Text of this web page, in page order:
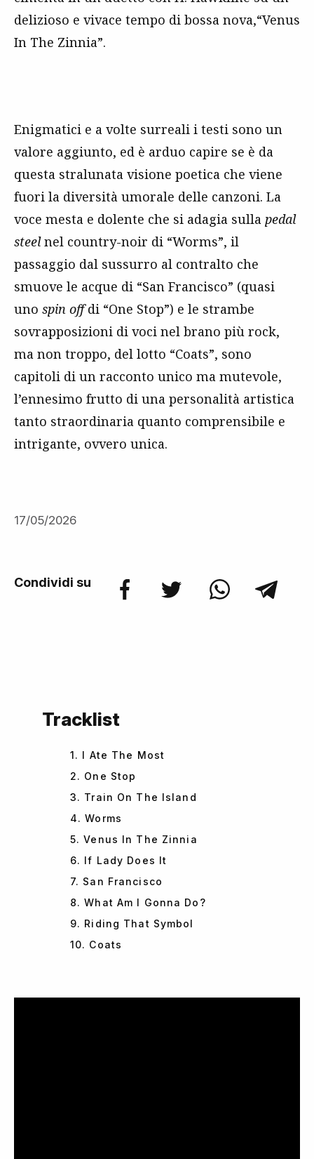
delizioso e vivace tempo di bossa nova,“Venus
In The Zinnia”.
Enigmatici e a volte surreali i testi sono un
valore aggiunto, ed è arduo capire se è da
questa stralunata visione poetica che viene
fuori la diversità umorale delle canzoni. La
voce mesta e dolente che si adagia sulla pedal
steelnel country-noir di “Worms”, il
passaggio dal sussurro al contralto che
smuove le acque di “San Francisco” (quasi
uno spin offdi “One Stop”) e le strambe
sovrapposizioni di voci nel brano più rock,
ma non troppo, del lotto “Coats”, sono
capitoli di un racconto unico ma mutevole,
l’ennesimo frutto di una personalità artistica
tanto straordinaria quanto comprensibile e
intrigante, ovvero unica.
17/05/2026
Condividi su
Tracklist
1. I Ate The Most
2. One Stop
3. Train On The Island
4. Worms
5. Venus In The Zinnia
6. If Lady Does It
7. San Francisco
8. What Am I Gonna Do?
9. Riding That Symbol
10. Coats